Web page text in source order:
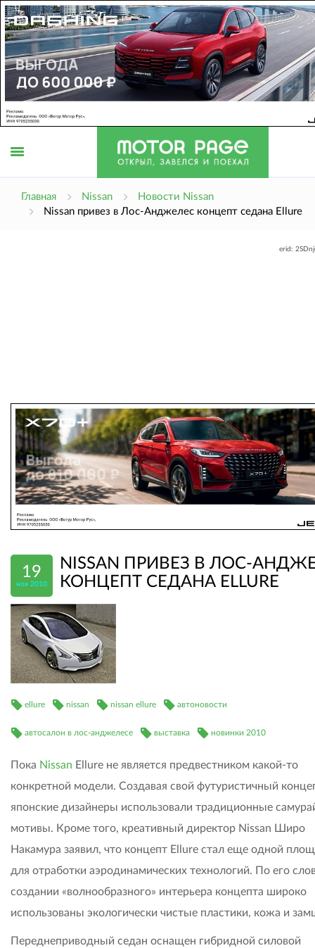
Главная Nissan
Новости Nissan
Nissan привез в Лос-Анджелес концепт седана Ellure
erid:
19
ноя 2010
NISSAN ПРИВЕЗ В ЛОС-
КОНЦЕПТ СЕДАНА ELLURE
ellure nissan nissan ellure автоновости
автосалон в лос-анджелесе выставка новинки 2010
Пока Nissan Ellure не является предвестником какой-то
конкретной модели. Создавая свой футуристичный
японские дизайнеры использовали традиционные
мотивы. Кроме того, креативный директор Nissan Широ
Накамура заявил, что концепт Ellure стал еще одной
для отработки аэродинамических технологий. По его
создании «волнообразного» интерьера концепта широко
использованы экологически чистые пластики, кожа и
Переднеприводный седан оснащен гибридной силовой